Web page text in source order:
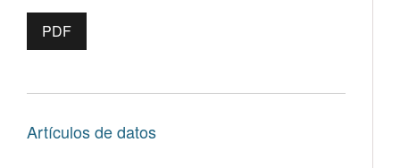
PDF
Artículos de datos